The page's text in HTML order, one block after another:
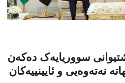
سووریایەک دەکەن
نەتەوەیی و ئایینییەکان